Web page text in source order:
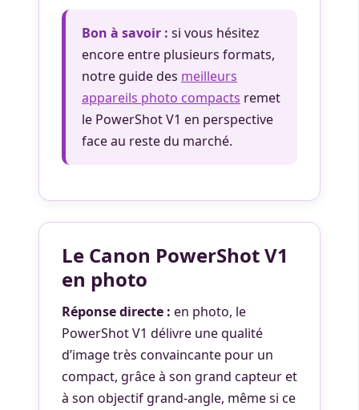
Bon à savoir : si vous hésitez
encore entre plusieurs formats,
notre guide des meilleurs
appareils photo compacts remet
le PowerShot V1 en perspective
face au reste du marché.
Le Canon PowerShot V1
en photo
Réponse directe : en photo, le
PowerShot V1 délivre une qualité
d’image très convaincante pour un
compact, grâce à son grand capteur et
à son objectif grand-angle, même si ce